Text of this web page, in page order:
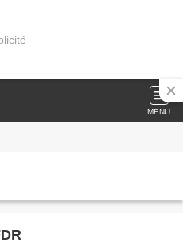
MENU